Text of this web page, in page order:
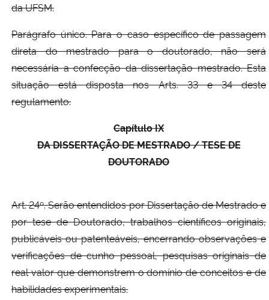
da UFSM.
Parágrafo único. Para o caso específico de passagem
direta do mestrado para o doutorado, não será
necessária a confecção da dissertação mestrado. Esta
situação está disposta nos Arts. 33 e 34 deste
regulamento.
Capítulo IX
DA DISSERTAÇÃO DE MESTRADO / TESE DE
DOUTORADO
Art. 24º. Serão entendidos por Dissertação de Mestrado e
por tese de Doutorado, trabalhos científicos originais,
publicáveis ou patenteáveis, encerrando observações e
verificações de cunho pessoal, pesquisas originais de
real valor que demonstrem o domínio de conceitos e de
habilidades experimentais.